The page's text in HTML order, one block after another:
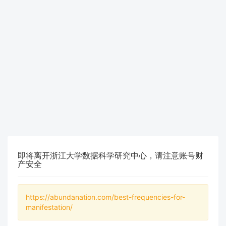
即将离开浙江大学数据科学研究中心，请注意账号财
产安全
https://abundanation.com/best-frequencies-for-
manifestation/